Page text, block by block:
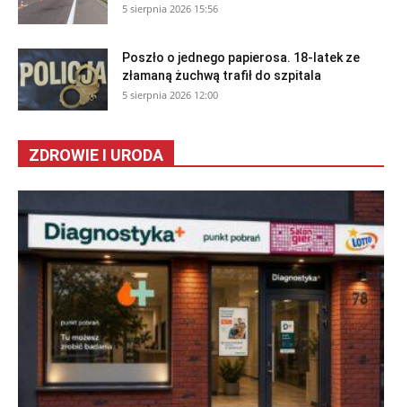
5 sierpnia 2026 15:56
Poszło o jednego papierosa. 18-latek ze
złamaną żuchwą trafił do szpitala
5 sierpnia 2026 12:00
ZDROWIE I URODA